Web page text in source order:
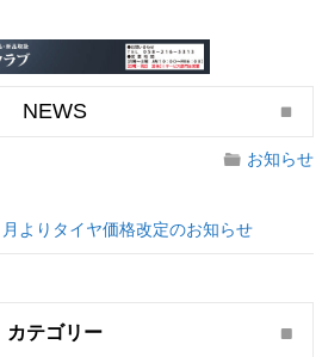
NEWS
お知らせ
よりタイヤ価格改定のお知らせ
カテゴリー